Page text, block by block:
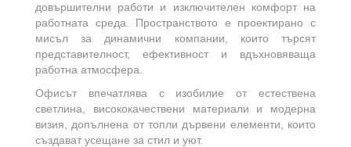
довършителни работи и изключителен комфорт на
работната среда. Пространството е проектирано с
мисъл за динамични компании, които търсят
представителност, ефективност и вдъхновяваща
работна атмосфера.
Офисът впечатлява с изобилие от естествена
светлина, висококачествени материали и модерна
визия, допълнена от топли дървени елементи, които
създават усещане за стил и уют.